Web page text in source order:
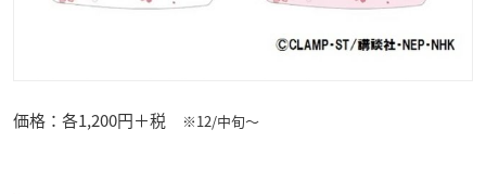
価格：各1,200円＋税 ※12/中旬～